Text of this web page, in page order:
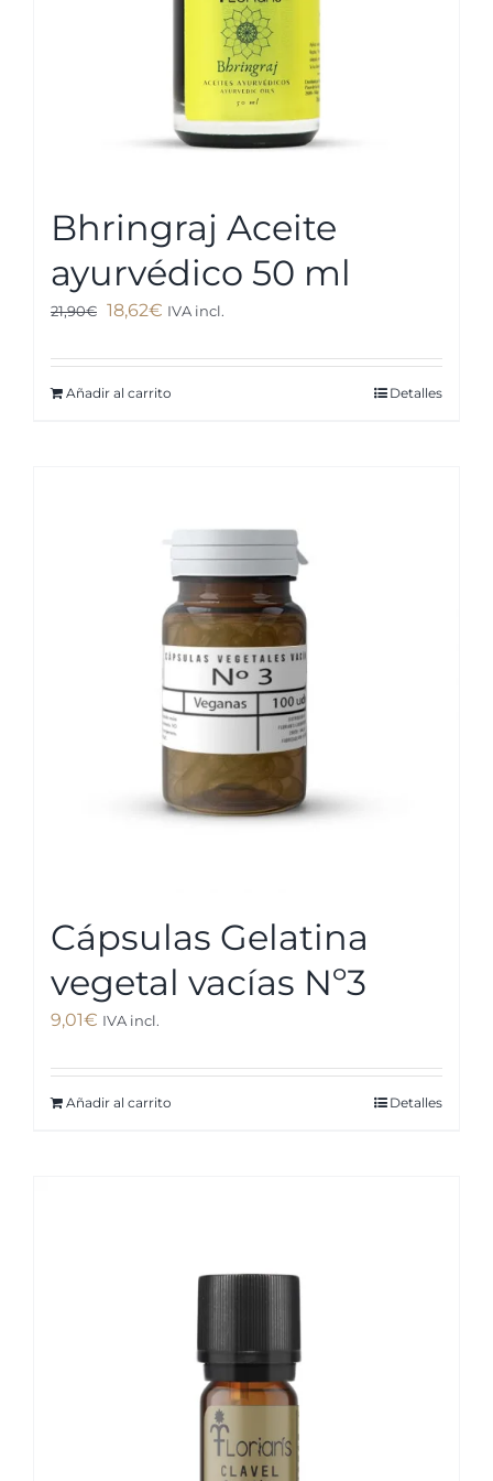
Bhringraj Aceite
ayurvédico 50 ml
21,90€ El
original
era:
18,62€El
actual
es:
IVA incl.
Añadir al carrito Detalles
Cápsulas Gelatina
vegetal vacías Nº3
9,01€ IVA incl.
Añadir al carrito Detalles